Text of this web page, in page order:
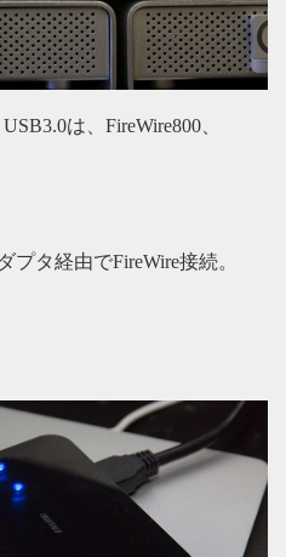
は、FireWire800、
プタ経由でFireWire接続。